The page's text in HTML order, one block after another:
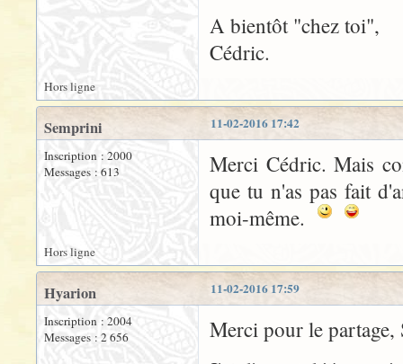
A bientôt "chez toi",
Cédric.
Hors ligne
11-02-2016 17:42
Semprini
Inscription : 2000
Messages : 613
Merci Cédric. Mais
que tu n'as pas fait
moi-même.
Hors ligne
11-02-2016 17:59
Hyarion
Inscription : 2004
Messages : 2 656
Merci pour le